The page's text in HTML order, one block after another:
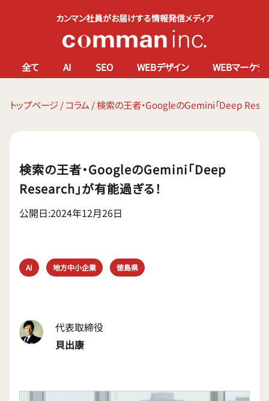
カンマン社員がお届けする情報発信メディア
全て AI SEO WEBデザイン WEBマーケテ
トップページ/コラム /検索の王者・GoogleのGemini「Deep
検索の王者・GoogleのGemini「Deep
Research」が有能過ぎる！
公開日:2024年12月26日
AI 地方中小企業 徳島県
代表取締役
貝出康